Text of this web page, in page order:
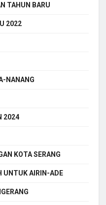
TAHUN BARU
2022
NANANG
2024
KOTA SERANG
UNTUK AIRIN-ADE